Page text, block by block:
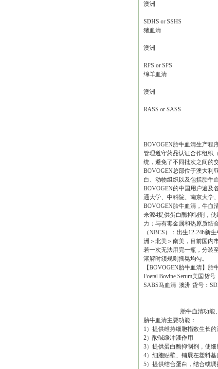
澳洲
SDHS or SSHS
猪血清
澳洲
RPS or SPS
绵羊血清
澳洲
RASS or SASS
BOVOGEN胎牛血清生产程
管理遵守药品认证合作组织
统，避免了不同批次之间的
BOVOGEN总部位于澳大利
白、动物组织以及包括胎牛
BOVOGEN的中国用户遍及
通大学、中科院、南京大学
BOVOGEN胎牛血清，牛血
来源4提供蛋白酶抑制剂，
力；与有毒金属和热原质结
（NBCS）：出生12-24h新
洲＞北美＞南美，目前国内
若一次无法用完一瓶，分装
溶解时须规则摇晃均匀。
【BOVOGEN胎牛血清】胎
Foetal Bovine Serum美国货
SABS马血清 澳洲 货号：
胎牛血清功能、参
胎牛血清主要功能：
1）提供维持细胞指数生长的
2）酸碱缓冲液作用
3）提供蛋白酶抑制剂，使
4）细胞贴壁、铺展在塑料
5）提供结合蛋白，结合或